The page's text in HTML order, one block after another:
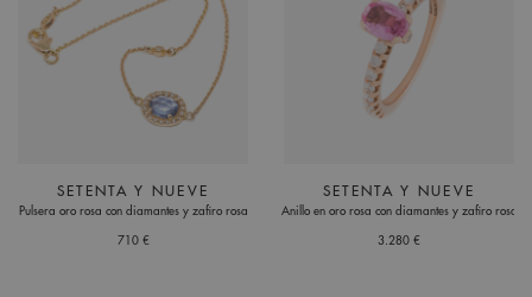
SETENTA Y NUEVE
Pulsera oro rosa con diamantes y zafiro rosa
710 €
SETENTA Y NUEVE
Anillo en oro rosa con diamantes y zafiro rosa
3.280 €